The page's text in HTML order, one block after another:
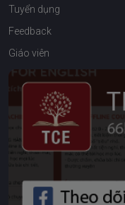
Tuyển dụng
Feedback
Giáo viên